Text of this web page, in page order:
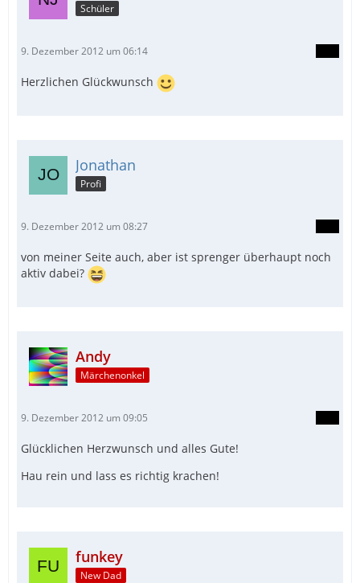
Schüler
9. Dezember 2012 um 06:14
Herzlichen Glückwunsch
Jonathan
Profi
9. Dezember 2012 um 08:27
von meiner Seite auch, aber ist sprenger überhaupt noch
aktiv dabei?
Andy
Märchenonkel
9. Dezember 2012 um 09:05
Glücklichen Herzwunsch und alles Gute!
Hau rein und lass es richtig krachen!
funkey
New Dad